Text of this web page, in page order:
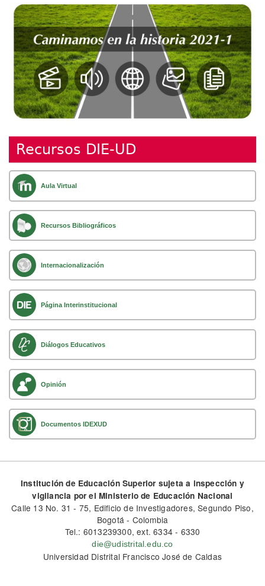
Recursos DIE-UD
Aula Virtual
Recursos Bibliográficos
Internacionalización
Página Interinstitucional
Diálogos Educativos
Opinión
Documentos IDEXUD
Institución de Educación Superior sujeta a inspección y
vigilancia por el Ministerio de Educación Nacional
Calle 13 No. 31 - 75, Edificio de Investigadores, Segundo Piso,
Bogotá - Colombia
Tel.: 6013239300, ext. 6334 - 6330
die@udistrital.edu.co
Universidad Distrital Francisco José de Caldas